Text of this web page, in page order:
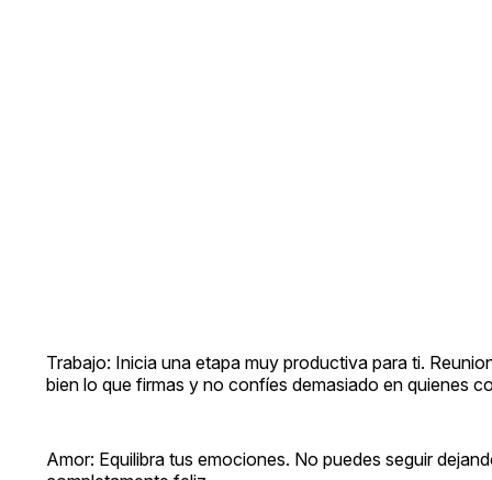
Trabajo: Inicia una etapa muy productiva para ti.
bien lo que firmas y no confíes demasiado en quienes
Amor: Equilibra tus emociones. No puedes seguir